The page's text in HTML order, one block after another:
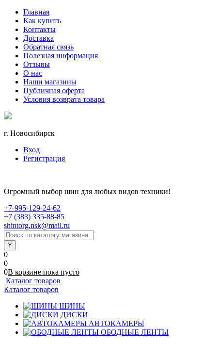
Главная
Как купить
Контакты
Доставка
Обратная связь
Полезная информация
Отзывы
О нас
Наши магазины
Публичная оферта
Условия возврата товара
г. Новосибирск
Вход
Регистрация
Огромный выбор шин для любых видов техники!
+7-995-129-24-62
+7 (383) 335-88-85
shintorg.nsk@mail.ru
0
0
0В корзине пока пусто
Каталог товаров
Каталог товаров
ШИНЫ
ДИСКИ
АВТОКАМЕРЫ
ОБОДНЫЕ ЛЕНТЫ